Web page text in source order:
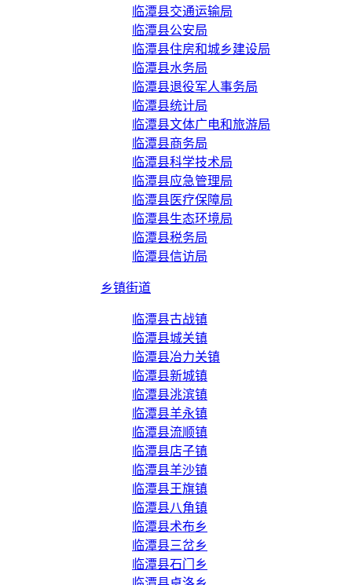
临潭县交通运输局
临潭县公安局
临潭县住房和城乡建设局
临潭县水务局
临潭县退役军人事务局
临潭县统计局
临潭县文体广电和旅游局
临潭县商务局
临潭县科学技术局
临潭县应急管理局
临潭县医疗保障局
临潭县生态环境局
临潭县税务局
临潭县信访局
乡镇街道
临潭县古战镇
临潭县城关镇
临潭县冶力关镇
临潭县新城镇
临潭县洮滨镇
临潭县羊永镇
临潭县流顺镇
临潭县店子镇
临潭县羊沙镇
临潭县王旗镇
临潭县八角镇
临潭县术布乡
临潭县三岔乡
临潭县石门乡